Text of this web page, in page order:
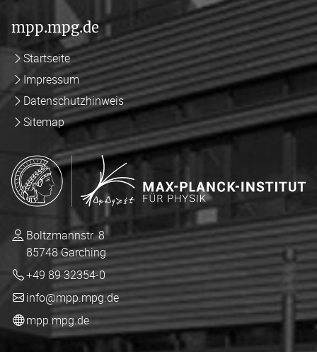
mpp.mpg.de
Startseite
Impressum
Datenschutzhinweis
Sitemap
Boltzmannstr. 8
85748 Garching
+49 89 32354-0
info@mpp.mpg.de
mpp.mpg.de